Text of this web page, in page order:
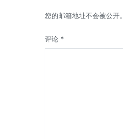
您的邮箱地址不会被公开。
评论 *